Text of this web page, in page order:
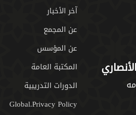
آخر الأخبار
عن المجمع
عن المؤسس
المكتبة العامة
الدورات التدريبية
Global.Privacy Policy